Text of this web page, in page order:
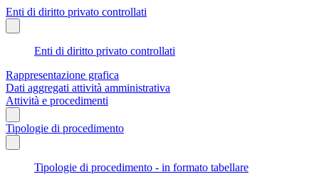
Enti di diritto privato controllati
Enti di diritto privato controllati
Rappresentazione grafica
Dati aggregati attività amministrativa
Attività e procedimenti
Tipologie di procedimento
Tipologie di procedimento - in formato tabellare